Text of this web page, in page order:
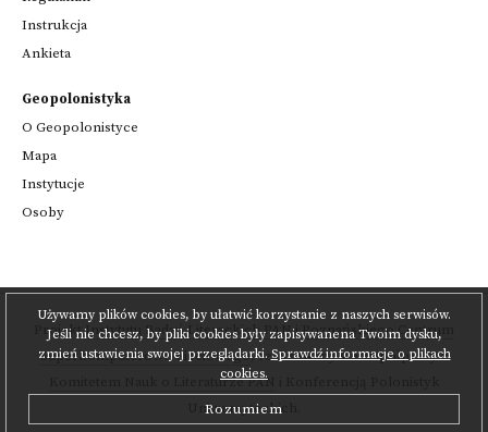
Używamy plików cookies, by ułatwić korzystanie z naszych serwisów.
Jeśli nie chcesz, by pliki cookies były zapisywanena Twoim dysku,
zmień ustawienia swojej przeglądarki. Sprawdź informacje o plikach
cookies.
Rozumiem
Instrukcja
Ankieta
Geopolonistyka
O Geopolonistyce
Mapa
Instytucje
Osoby
ProjektInstytutu Badań Literackich PANiPoznańskiego Centrum
Superkomputerowo-Sieciowego,realizowany we współpracy z
Komitetem Nauk o Literaturze PAN
Uniwersyteckich.